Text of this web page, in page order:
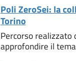
Poli ZeroSei: la
Torino
Percorso realizzato
approfondire il